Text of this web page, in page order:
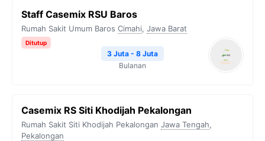
Staff Casemix RSU Baros
Rumah Sakit Umum Baros Cimahi, Jawa Barat
Ditutup
3 Juta - 8 Juta
Bulanan
Casemix RS Siti Khodijah Pekalongan
Rumah Sakit Siti Khodijah Pekalongan Jawa Tengah,
Pekalongan